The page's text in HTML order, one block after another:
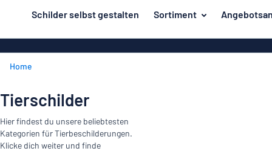
springen
Schilder selbst gestalten Sortiment
Material
Branche
Haus und Heim
Büro und Arbeitsplatz
Unsere
Bestseller
Herstellung
zum
entwerfen
Home
Tierschilder
Hier findest du unsere beliebtesten
Kategorien für Tierbeschilderungen.
Klicke dich weiter und finde